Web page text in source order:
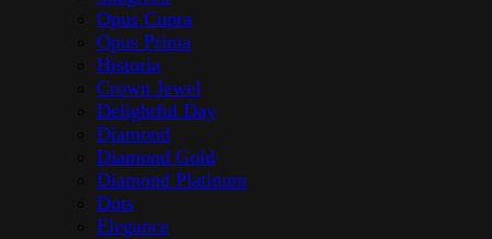
Opus Cupra
Opus Prima
Historia
Crown Jewel
Delightful Day
Diamond
Diamond Gold
Diamond Platinum
Dots
Elegance